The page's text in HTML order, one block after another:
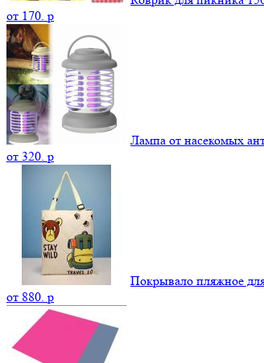
от 170. p
Лампа от насекомых
от 320. p
Покрывало пляжное
от 880. p